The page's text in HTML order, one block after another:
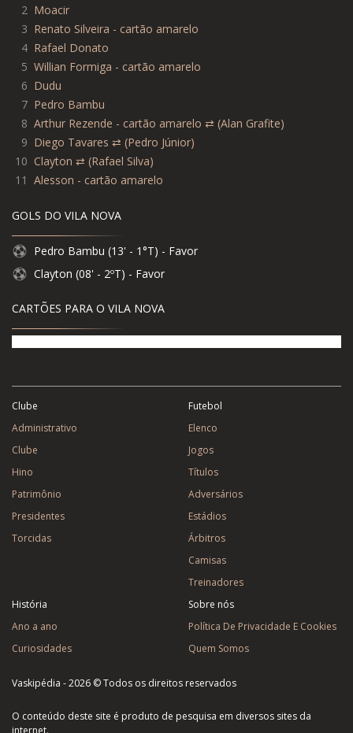
2 Moacir
3 Renato Silveira - cartão amarelo
4 Rafael Donato
5 Willian Formiga - cartão amarelo
6 Dudu
7 Pedro Bambu
8 Arthur Rezende - cartão amarelo ⇄ (Alan Grafite)
9 Diego Tavares ⇄ (Pedro Júnior)
10 Clayton ⇄ (Rafael Silva)
11 Alesson - cartão amarelo
GOLS DO VILA NOVA
Pedro Bambu (13' - 1°T) - Favor
Clayton (08' - 2ºT) - Favor
CARTÕES PARA O VILA NOVA
Clube
Administrativo
Clube
Hino
Patrimônio
Presidentes
Torcidas
Futebol
Elenco
Jogos
Títulos
Adversários
Estádios
Árbitros
Camisas
Treinadores
História
Ano a ano
Curiosidades
Sobre nós
Política De Privacidade E Cookies
Quem Somos
Vaskipédia - 2026 © Todos os direitos reservados
O conteúdo deste site é produto de pesquisa em diversos sites da